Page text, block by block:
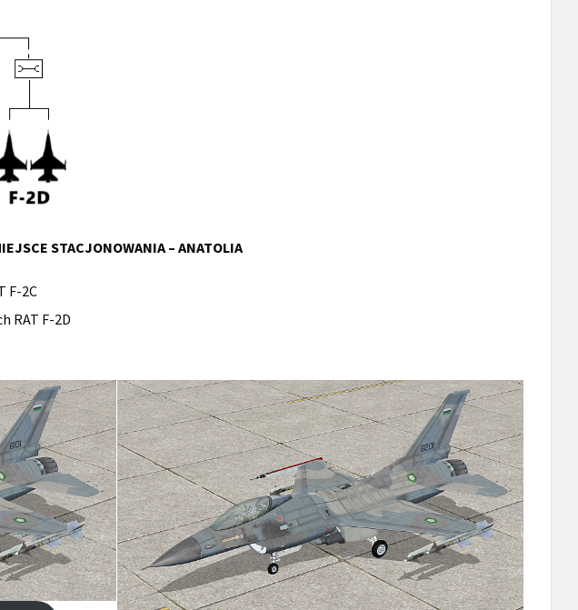
STACJONOWANIA – ANATOLIA
F-2C
RAT F-2D